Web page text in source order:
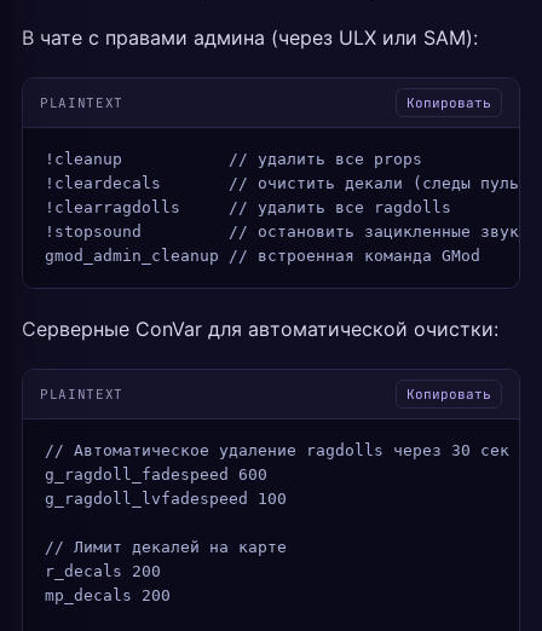
В чате с правами админа (через ULX или SAM):
PLAINTEXT Копировать
!cleanup           // удалить все props
!cleardecals       // очистить декали (следы пуль)
!clearragdolls     // удалить все ragdolls
!stopsound         // остановить зацикленные звуки
gmod_admin_cleanup // встроенная команда GMod
Серверные ConVar для автоматической очистки:
PLAINTEXT Копировать
// Автоматическое удаление ragdolls через 30 сек
g_ragdoll_fadespeed 600
g_ragdoll_lvfadespeed 100
// Лимит декалей на карте
r_decals 200
mp_decals 200